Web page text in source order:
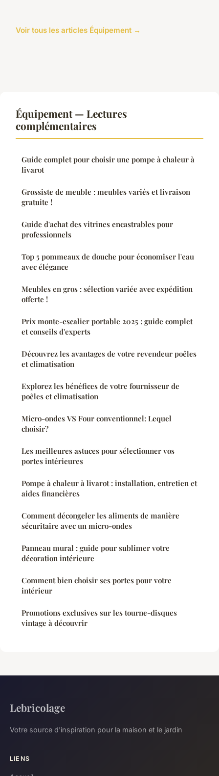
Voir tous les articles Équipement →
Équipement — Lectures
complémentaires
Guide complet pour choisir une pompe à chaleur à
livarot
Grossiste de meuble : meubles variés et livraison
gratuite !
Guide d'achat des vitrines encastrables pour
professionnels
Top 5 pommeaux de douche pour économiser l'eau
avec élégance
Meubles en gros : sélection variée avec expédition
offerte !
Prix monte-escalier portable 2025 : guide complet
et conseils d'experts
Découvrez les avantages de votre revendeur poêles
et climatisation
Explorez les bénéfices de votre fournisseur de
poêles et climatisation
Micro-ondes VS Four conventionnel: Lequel
choisir?
Les meilleures astuces pour sélectionner vos
portes intérieures
Pompe à chaleur à livarot : installation, entretien et
aides financières
Comment décongeler les aliments de manière
sécuritaire avec un micro-ondes
Panneau mural : guide pour sublimer votre
décoration intérieure
Comment bien choisir ses portes pour votre
intérieur
Promotions exclusives sur les tourne-disques
vintage à découvrir
Lebricolage
Votre source d'inspiration pour la maison et le jardin
LIENS